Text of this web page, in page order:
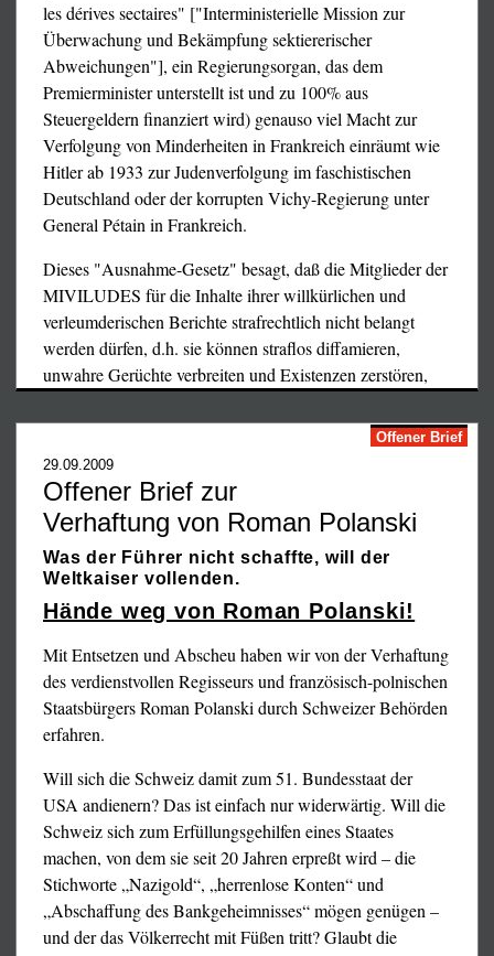
les dérives sectaires" ["Interministerielle Mission zur
Überwachung und Bekämpfung sektiererischer
Abweichungen"], ein Regierungsorgan, das dem
Premierminister unterstellt ist und zu 100% aus
Steuergeldern finanziert wird) genauso viel Macht zur
Verfolgung von Minderheiten in Frankreich einräumt wie
Hitler ab 1933 zur Judenverfolgung im faschistischen
Deutschland oder der korrupten Vichy-Regierung unter
General Pétain in Frankreich.
Dieses "Ausnahme-Gesetz" besagt, daß die Mitglieder der
MIVILUDES für die Inhalte ihrer willkürlichen und
verleumderischen Berichte strafrechtlich nicht belangt
werden dürfen, d.h. sie können straflos diffamieren,
unwahre Gerüchte verbreiten und Existenzen zerstören,
erhalten sie nun für das, was sie schon seit Jahren mit
zunehmender Brutalität durchführen, die offizielle
Anerkennung und Ermutigung in Form der völligen
Immunität.
Dieses Gesetz wurde unter einem irreführenden Übertitel
als sog. Gesetz "zur Vereinfachung des
Unternehmensrechtes" versteckt, obwohl die
MIVILUDES kein Wirtschaftsunternehmen, sondern eine
Staatsbehörde ist. Es soll in den nächsten Tagen dem
Senat zur Bestätigung vorgelegt werden. Falls dieser
zustimmt, wird damit die Meinungsfreiheit in Frankreich
endgültig abgeschafft, und der Verfolgung religiöser
oppositioneller Meinung überhaupt sind Tür und Tor
geöffnet.
Gegen diese erschreckende Neuauflage der
mittelalterlichen Inquisition haben wir protestiert:
Monsieur Jean-Pierre BEL
Offener Brief
29.09.2009
Offener Brief zur
Verhaftung von Roman Polanski
Was der Führer nicht schaffte, will der
Weltkaiser vollenden.
Hände weg von Roman Polanski!
Mit Entsetzen und Abscheu haben wir von der Verhaftung
des verdienstvollen Regisseurs und französisch-polnischen
Staatsbürgers Roman Polanski durch Schweizer Behörden
erfahren.
Will sich die Schweiz damit zum 51. Bundesstaat der
USA andienern? Das ist einfach nur widerwärtig. Will die
Schweiz sich zum Erfüllungsgehilfen eines Staates
machen, von dem sie seit 20 Jahren erpreßt wird – die
Stichworte „Nazigold“, „herrenlose Konten“ und
„Abschaffung des Bankgeheimnisses“ mögen genügen –
und der das Völkerrecht mit Füßen tritt? Glaubt die